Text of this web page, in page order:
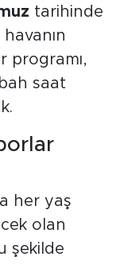
tarihinde
programı,
saat
her yaş
olan
şekilde